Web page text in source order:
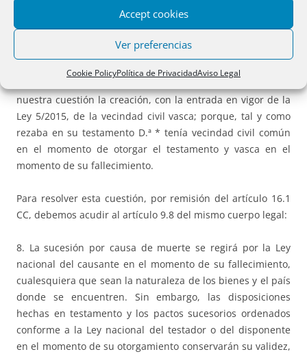
Accept cookies
Ver preferencias
Cookie PolicyPolítica de PrivacidadAviso Legal
legítima que corresponde a D.ª * y D.ª * debe determinarse
a la luz de la LDCV.
III.3.b Adicionalmente la sentencia de la Audiencia
nuestra cuestión la creación, con la entrada en vigor de la
Ley 5/2015, de la vecindad civil vasca; porque, tal y como
rezaba en su testamento D.ª * tenía vecindad civil común
en el momento de otorgar el testamento y vasca en el
momento de su fallecimiento.
Para resolver esta cuestión, por remisión del artículo 16.1
CC, debemos acudir al artículo 9.8 del mismo cuerpo legal:
8. La sucesión por causa de muerte se regirá por la Ley
nacional del causante en el momento de su fallecimiento,
cualesquiera que sean la naturaleza de los bienes y el país
donde se encuentren. Sin embargo, las disposiciones
hechas en testamento y los pactos sucesorios ordenados
conforme a la Ley nacional del testador o del disponente
en el momento de su otorgamiento conservarán su validez,